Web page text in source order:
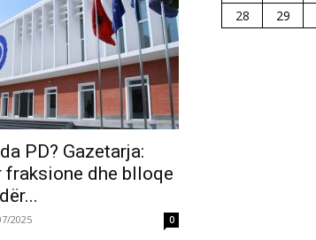
PD? Gazetarja:
fraksione dhe blloqe
2025 0
28
29